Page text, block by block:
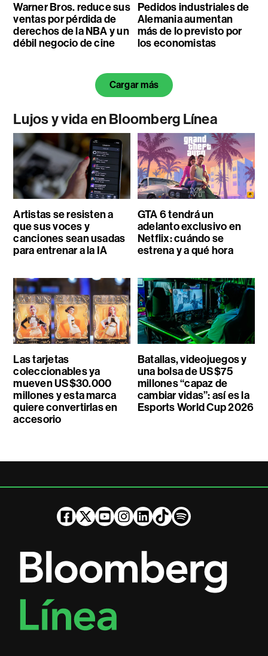
Warner Bros. reduce sus
ventas por pérdida de
derechos de la NBA y un
débil negocio de cine
Pedidos industriales de
Alemania aumentan
más de lo previsto por
los economistas
Cargar más
Lujos y vida en Bloomberg Línea
Artistas se resisten a
que sus voces y
canciones sean usadas
para entrenar a la IA
GTA 6 tendrá un
adelanto exclusivo en
Netflix: cuándo se
estrena y a qué hora
Las tarjetas
coleccionables ya
mueven US$30.000
millones y esta marca
quiere convertirlas en
accesorio
Batallas, videojuegos y
una bolsa de US$75
millones “capaz de
cambiar vidas”: así es la
Esports World Cup 2026